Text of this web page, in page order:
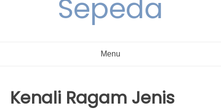
Sepeda
Menu
Kenali Ragam Jenis